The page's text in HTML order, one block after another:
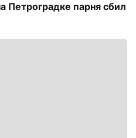
Петроградке парня сбил